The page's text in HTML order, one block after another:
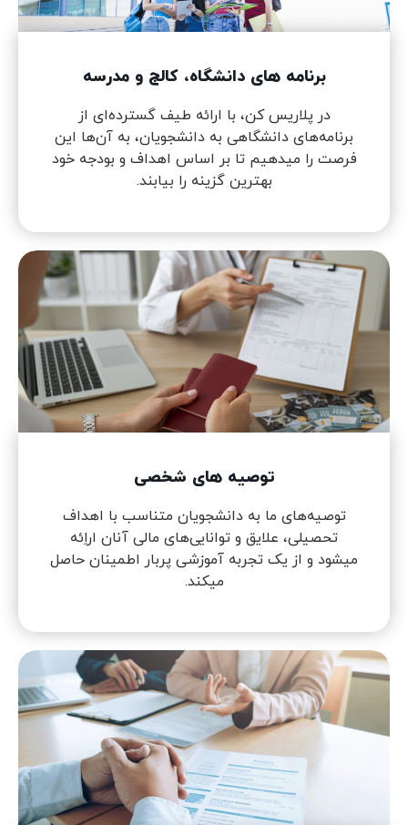
برنامه های دانشگاه، کالج و مدرسه
در پلاریس کن، با ارائه طیف گسترده‌ای از
برنامه‌های دانشگاهی به دانشجویان، به آن‌ها این
فرصت را میدهیم تا بر اساس اهداف و بودجه خود
بهترین گزینه را بیابند.
توصیه های شخصی
توصیه‌های ما به دانشجویان متناسب با اهداف
تحصیلی، علایق و توانایی‌های مالی آنان اراِئه
میشود و از یک تجربه آموزشی پربار اطمینان حاصل
میکند.